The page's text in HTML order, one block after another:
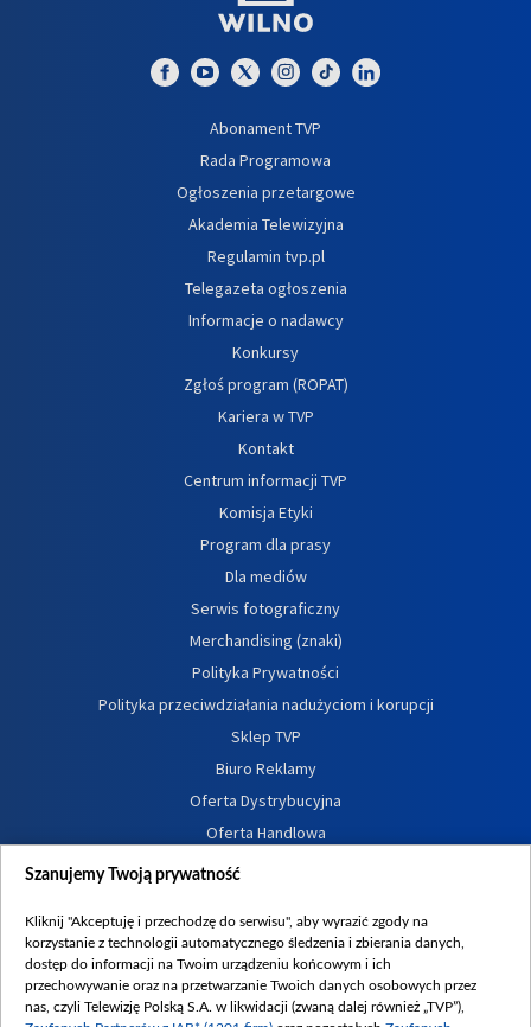
Abonament TVP
Rada Programowa
Ogłoszenia przetargowe
Akademia Telewizyjna
Regulamin tvp.pl
Telegazeta ogłoszenia
Informacje o nadawcy
Konkursy
Zgłoś program (ROPAT)
Kariera w TVP
Kontakt
Centrum informacji TVP
Komisja Etyki
Program dla prasy
Dla mediów
Serwis fotograficzny
Merchandising (znaki)
Polityka Prywatności
Polityka przeciwdziałania nadużyciom i korupcji
Sklep TVP
Biuro Reklamy
Oferta Dystrybucyjna
Oferta Handlowa
Dostępność
Procedura zgłoszeń wewnętrznych
Szanujemy Twoją prywatność
Kliknij "Akceptuję i przechodzę do serwisu", aby wyrazić zgody na
korzystanie z technologii automatycznego śledzenia i zbierania danych,
dostęp do informacji na Twoim urządzeniu końcowym i ich
przechowywanie oraz na przetwarzanie Twoich danych osobowych przez
nas, czyli Telewizję Polską S.A. w likwidacji (zwaną dalej również „TVP”),